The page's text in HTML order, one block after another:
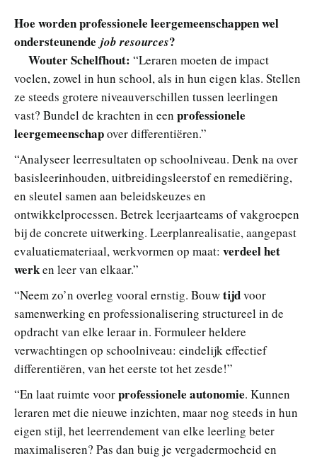
Hoe worden professionele leergemeenschappen wel
ondersteunende job resources?
Wouter Schelfhout: “Leraren moeten de impact
voelen, zowel in hun school, als in hun eigen klas. Stellen
ze steeds grotere niveauverschillen tussen leerlingen
vast? Bundel de krachten in een professionele
leergemeenschapover differentiëren.”
“Analyseer leerresultaten op schoolniveau. Denk na over
basisleerinhouden, uitbreidingsleerstof en remediëring,
en sleutel samen aan beleidskeuzes en
ontwikkelprocessen. Betrek leerjaarteams of vakgroepen
bij de concrete uitwerking. Leerplanrealisatie, aangepast
evaluatiemateriaal, werkvormen op maat: verdeel het
werken leer van elkaar.”
“Neem zo’n overleg vooral ernstig. Bouwtijdvoor
samenwerking en professionalisering structureel in de
opdracht van elke leraar in. Formuleer heldere
verwachtingen op schoolniveau: eindelijk effectief
differentiëren, van het eerste tot het zesde!”
“En laat ruimte voorprofessionele autonomie. Kunnen
leraren met die nieuwe inzichten, maar nog steeds in hun
eigen stijl, het leerrendement van elke leerling beter
maximaliseren? Pas dan buig je vergadermoeheid en